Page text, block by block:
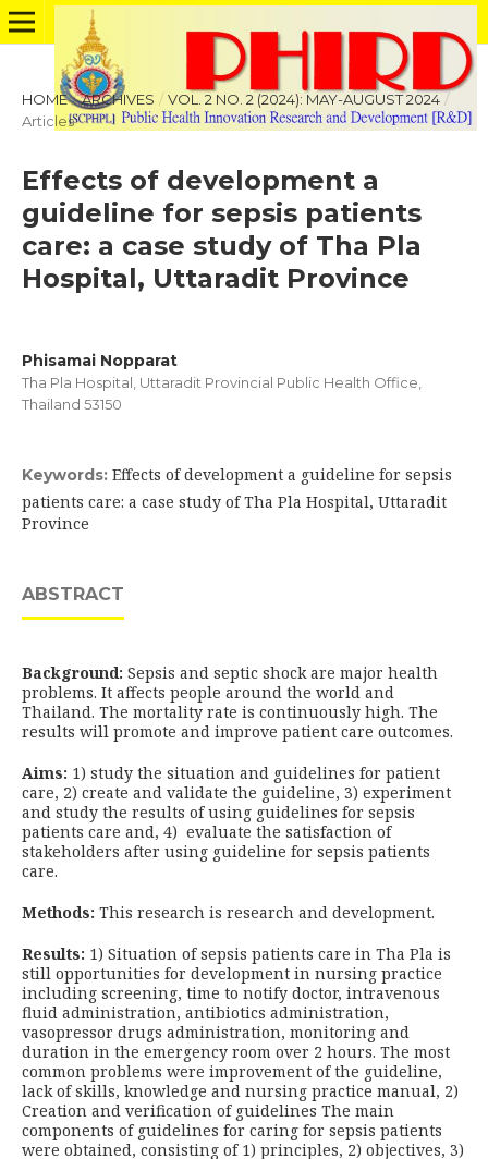
HOME / ARCHIVES / VOL. 2 NO. 2 (2024): MAY-AUGUST 2024 /
Articles
Effects of development a
guideline for sepsis patients
care: a case study of Tha Pla
Hospital, Uttaradit Province
Phisamai Nopparat
Tha Pla Hospital, Uttaradit Provincial Public Health Office,
Thailand 53150
Keywords: Effects of development a guideline for sepsis
patients care: a case study of Tha Pla Hospital, Uttaradit
Province
ABSTRACT
Background: Sepsis and septic shock are major health
problems. It affects people around the world and
Thailand. The mortality rate is continuously high. The
results will promote and improve patient care outcomes.
Aims: 1) study the situation and guidelines for patient
care, 2) create and validate the guideline, 3) experiment
and study the results of using guidelines for sepsis
patients care and, 4) evaluate the satisfaction of
stakeholders after using guideline for sepsis patients
care.
Methods: This research is research and development.
Results: 1) Situation of sepsis patients care in Tha Pla is
still opportunities for development in nursing practice
including screening, time to notify doctor, intravenous
fluid administration, antibiotics administration,
vasopressor drugs administration, monitoring and
duration in the emergency room over 2 hours. The most
common problems were improvement of the guideline,
lack of skills, knowledge and nursing practice manual, 2)
Creation and verification of guidelines The main
components of guidelines for caring for sepsis patients
were obtained, consisting of 1) principles, 2) objectives, 3)